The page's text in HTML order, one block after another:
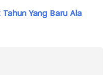
Yang Baru Ala